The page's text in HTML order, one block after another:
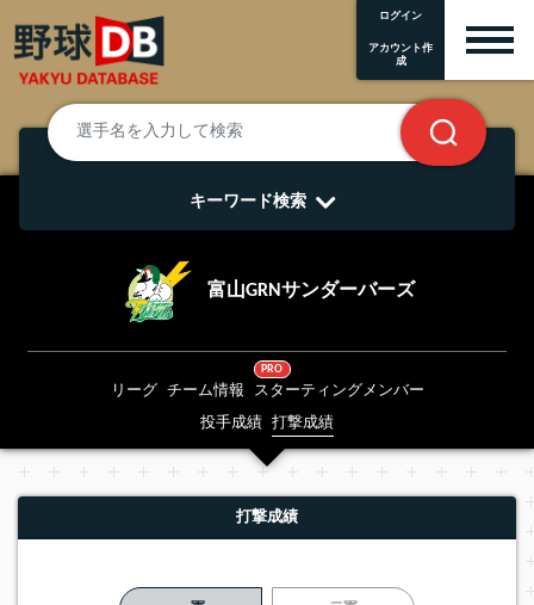
ログイン
アカウント作
成
キーワード検索
富山GRNサンダーバーズ
リーグ チーム情報
PRO
スターティングメンバー
投手成績 打撃成績
打撃成績